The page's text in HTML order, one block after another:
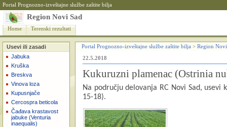
Portal Prognozno-izveštajne službe zaštite bilja
Region Novi Sad
Home Terenski rezultati
Usevi ili zasadi
Jabuka
Kruška
Breskva
Vinova loza
Kupusnjače
Cercospra beticola
Čađava krastavost
jabuke (Venturia
inaequalis)
Portal Prognozno-izveštajne službe zaštite bilja > Region
22.5.2018
Kukuruzni plamenac (Ostrinia
Na području delovanja RC Novi Sad,
15-18).